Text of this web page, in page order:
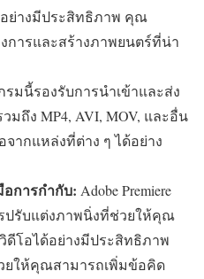
อย่างมีประสิทธิภาพ คุณ
การและสร้างภาพยนตร์ที่น่า
รมนี้รองรับการนำเข้าและส่ง
มถึง MP4, AVI, MOV, และอื่น
ากแหล่งที่ต่าง ๆ ได้อย่าง
การกำกับ: Adobe Premiere
รปรับแต่งภาพนิ่งที่ช่วยให้คุณ
ดีโอได้อย่างมีประสิทธิภาพ
ยให้คุณสามารถเพิ่มข้อคิด